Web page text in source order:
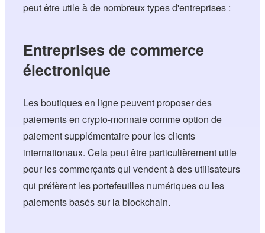
peut être utile à de nombreux types d'entreprises :
Entreprises de commerce
électronique
Les boutiques en ligne peuvent proposer des
paiements en crypto-monnaie comme option de
paiement supplémentaire pour les clients
internationaux. Cela peut être particulièrement utile
pour les commerçants qui vendent à des utilisateurs
qui préfèrent les portefeuilles numériques ou les
paiements basés sur la blockchain.